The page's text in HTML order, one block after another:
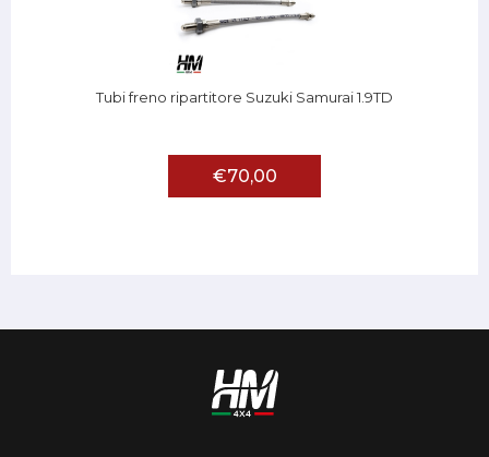
Tubi freno ripartitore Suzuki Samurai 1.9TD
€70,00